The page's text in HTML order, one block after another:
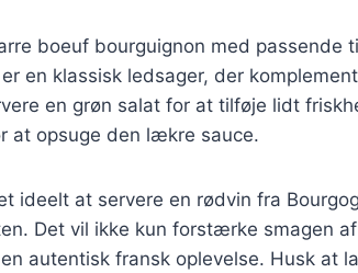
boeuf bourguignon med passende
en klassisk ledsager, der
en grøn salat for at tilføje lidt
at opsuge den lækre sauce.
ideelt at servere en rødvin fra
Det vil ikke kun forstærke smagen
autentisk fransk oplevelse. Husk at